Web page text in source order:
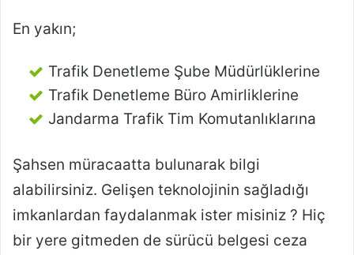
En yakın;
Trafik Denetleme Şube Müdürlüklerine
Trafik Denetleme Büro Amirliklerine
Jandarma Trafik Tim Komutanlıklarına
Şahsen müracaatta bulunarak bilgi
alabilirsiniz. Gelişen teknolojinin sağladığı
imkanlardan faydalanmak ister misiniz ? Hiç
bir yere gitmeden de sürücü belgesi ceza